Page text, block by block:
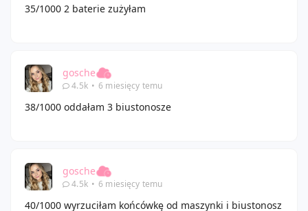
35/1000 2 baterie zużyłam
gosche
4.5k • 6 miesięcy temu
38/1000 oddałam 3 biustonosze
gosche
4.5k • 6 miesięcy temu
40/1000 wyrzuciłam końcówkę od maszynki i biustonosz